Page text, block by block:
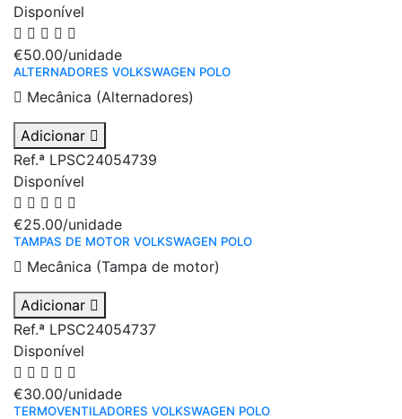
Disponível
€50.00/unidade
ALTERNADORES VOLKSWAGEN POLO
Mecânica (Alternadores)
Adicionar
Ref.ª LPSC24054739
Disponível
€25.00/unidade
TAMPAS DE MOTOR VOLKSWAGEN POLO
Mecânica (Tampa de motor)
Adicionar
Ref.ª LPSC24054737
Disponível
€30.00/unidade
TERMOVENTILADORES VOLKSWAGEN POLO